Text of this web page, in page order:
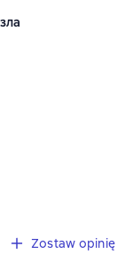
основе 18 оценок
Zostaw opinię